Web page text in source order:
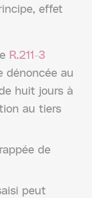
effet
R.211-3
dénoncée au
huit jours à
au tiers
de
peut